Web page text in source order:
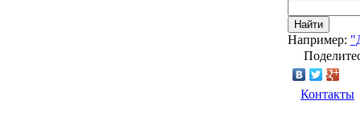
Найти
Например:
Контакты